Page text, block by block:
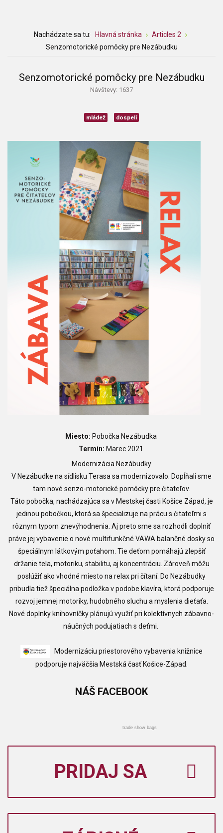
Nachádzate sa tu: Hlavná stránka
Articles 2
Senzomotorické pomôcky pre Nezábudku
Senzomotorické pomôcky pre Nezábudku
Návštevy: 1637
mládež dospelí
Miesto: Pobočka Nezábudka
Termín: Marec 2021
Modernizácia Nezábudky
V Nezábudke na sídlisku Terasa sa modernizovalo. Dopĺňali sme
tam nové senzo-motorické pomôcky pre čitateľov.
Táto pobočka, nachádzajúca sa v Mestskej časti Košice Západ, je
jedinou pobočkou, ktorá sa špecializuje na prácu s čitateľmi s
rôznym typom znevýhodnenia. Aj preto sme sa rozhodli doplniť
práve jej vybavenie o nové multifunkčné VAWA balančné dosky so
špeciálnym látkovým poťahom. Tie deťom pomáhajú zlepšiť
držanie tela, motoriku, stabilitu, aj koncentráciu. Zároveň môžu
poslúžiť ako vhodné miesto na relax pri čítaní. Do Nezábudky
pribudla tiež špeciálna podložka v podobe klavíra, ktorá podporuje
rozvoj jemnej motoriky, hudobného sluchu a myslenia dieťaťa.
Nové doplnky knihovníčky plánujú využiť pri kolektívnych zábavno-
náučných podujatiach s deťmi.
Modernizáciu priestorového vybavenia knižnice
podporuje najväčšia Mestská časť Košice-Západ.
NÁŠ FACEBOOK
trade show bags
PRIDAJ SA